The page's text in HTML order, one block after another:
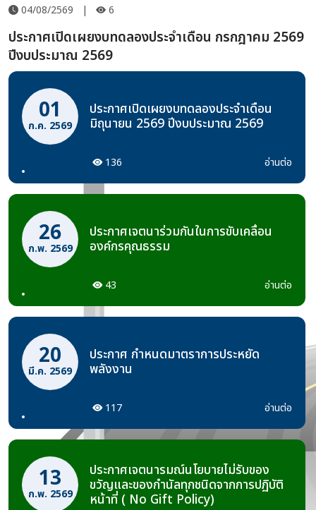
04/08/2569 | 6
ประกาศเปิดเผยงบทดลองประจำเดือน กรกฎาคม 2569
ปีงบประมาณ 2569
01
ก.ค. 2569
ประกาศเปิดเผยงบทดลองประจำเดือน
มิถุนายน 2569 ปีงบประมาณ 2569
136 อ่านต่อ
26
ก.พ. 2569
ประกาศเจตนาร่วมกันในการขับเคลื่อน
องค์กรคุณธรรม
43 อ่านต่อ
20
มี.ค. 2569
ประกาศ กำหนดมาตราการประหยัด
พลังงาน
117 อ่านต่อ
13
ก.พ. 2569
ประกาศเจตนารมณ์นโยบายไม่รับของ
ขวัญและของกำนัลทุกชนิดจากการปฏิบัติ
หน้าที่ ( No Gift Policy)